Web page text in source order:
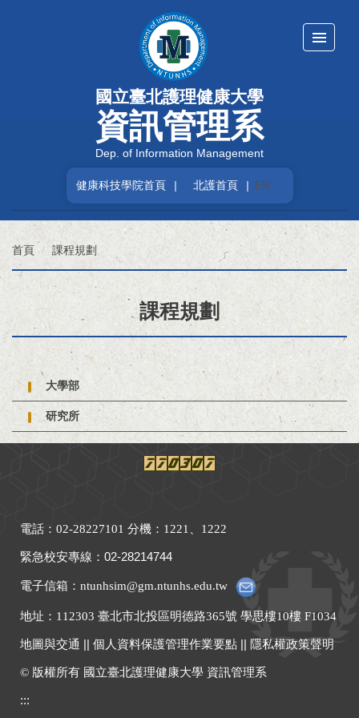
國立臺北護理健康大學
資訊管理系
Dep. of Information Management
健康科技學院首頁 | 北護首頁 | EN
首頁 課程規劃
課程規劃
大學部
研究所
電話：02-28227101 分機：1221、1222
緊急校安專線 ： 02-28214744
電子信箱：ntunhsim@gm.ntunhs.edu.tw
地址： 112303 臺北市北投區明德路365號 學思樓10樓 F1034
地圖與交通 個人資料保護管理作業要點 隱私權政策聲明
© 版權所有 國立臺北護理健康大學 資訊管理系
:::